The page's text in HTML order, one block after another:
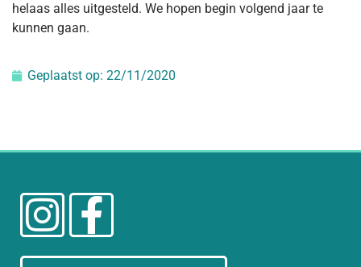
helaas alles uitgesteld. We hopen begin volgend jaar te
kunnen gaan.
Geplaatst op: 22/11/2020